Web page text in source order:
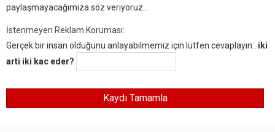
paylaşmayacağımıza söz veriyoruz...
İstenmeyen Reklam Koruması:
Gerçek bir insan olduğunu anlayabilmemiz için lütfen cevaplayın:. iki
arti iki kac eder?